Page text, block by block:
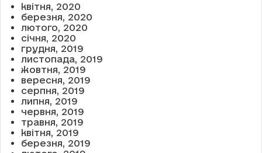
квітня, 2020
березня, 2020
лютого, 2020
січня, 2020
грудня, 2019
листопада, 2019
жовтня, 2019
вересня, 2019
серпня, 2019
липня, 2019
червня, 2019
травня, 2019
квітня, 2019
березня, 2019